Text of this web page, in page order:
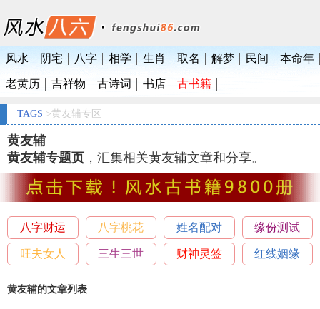
风水 阴宅 八字 相学 生肖 取名 解梦 民间 本命年
老黄历 吉祥物 古诗词 书店 古书籍
TAGS >黄友辅专区
黄友辅
黄友辅专题页 ，汇集相关黄友辅文章和分享。
八字财运 八字桃花 姓名配对 缘份测试
旺夫女人 三生三世 财神灵签 红线姻缘
黄友辅的文章列表